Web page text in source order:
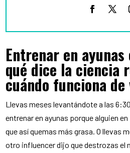
Entrenar en
qué dice la ciencia
cuándo funciona de
Llevas meses levantándote a las
entrenar en ayunas porque alguien
que así quemas más grasa. O llevas
otro influencer dijo que destrozas el